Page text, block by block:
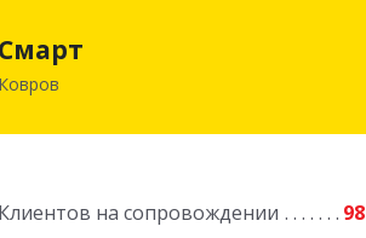
Смарт
Ковров
Клиентов на сопровождении 98
601900, Владимирская обл, Ковров г,